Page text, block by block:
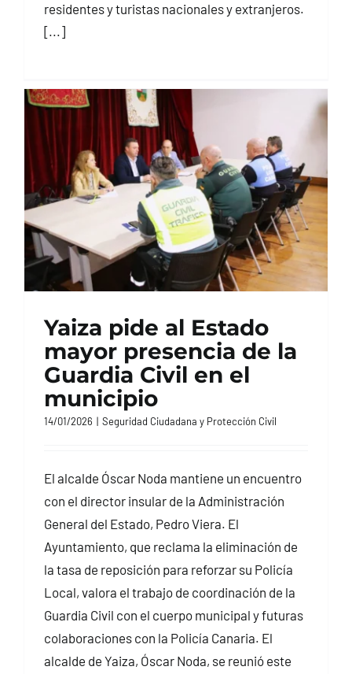
residentes y turistas nacionales y extranjeros.
[...]
Yaiza pide al Estado
mayor presencia de la
Guardia Civil en el
municipio
14/01/2026 | Seguridad Ciudadana y Protección Civil
El alcalde Óscar Noda mantiene un encuentro
con el director insular de la Administración
General del Estado, Pedro Viera. El
Ayuntamiento, que reclama la eliminación de
la tasa de reposición para reforzar su Policía
Local, valora el trabajo de coordinación de la
Guardia Civil con el cuerpo municipal y futuras
colaboraciones con la Policía Canaria. El
alcalde de Yaiza, Óscar Noda, se reunió este